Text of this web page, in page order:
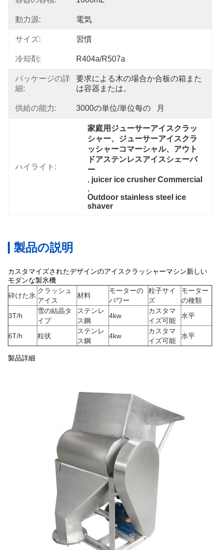
動力源: 電気
サイズ: 習慣
冷却剤: R404a/R507a
パッケージの詳
細:
要求による木の場合か合板の箱また
は容器または。
供給の能力: 3000の単位/単位每の   月
ハイライト:
家庭用ジューサーアイスクラッ
シャー、ジューサーアイスクラ
ッシャーコマーシャル、アウト
ドアステンレスアイスシェーバ
ー
, juicer ice crusher Commercial
,
Outdoor stainless steel ice
shaver
製品の説明
カスタマイズされたデザインのアイスクラッシャーマシン新しい
モダンな製氷機
砕けた氷
クラッシュ
アイス
材料
モーターの
パワー
粒子サイ
ズ
モーター
の種類
3T/h
雪の結晶タ
イプ
ステンレ
ス鋼
4kw
カスタマ
イズ可能
水平
6T/h 粒状
ステンレ
ス鋼
4kw
カスタマ
イズ可能
水平
製品詳細